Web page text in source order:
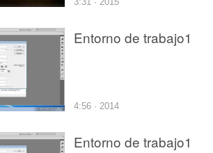
Entorno de trabajo1
4:56 · 2014
Entorno de trabajo1